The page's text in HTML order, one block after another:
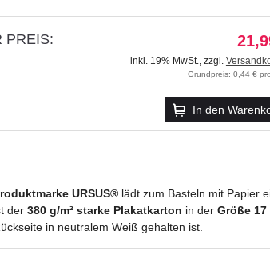
PREIS:
inkl. 19% MwSt., zzgl.
Grundpreis: 0,44 €
In den
URSUS® lädt zum Basteln mit Papier
der 380 g/m² starke Plakatkarton in der Größe 17
in neutralem Weiß gehalten ist.